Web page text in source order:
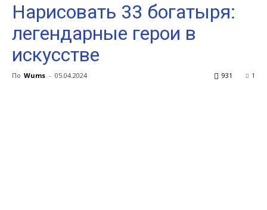
Нарисовать 33 богатыря:
легендарные герои в
искусстве
По Wums - 05.04.2024 1
931